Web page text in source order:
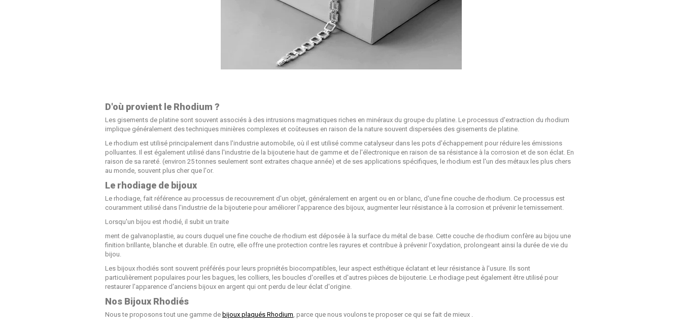
D'où provient le Rhodium ?
Les gisements de platine sont souvent associés à des intrusions magmatiques riches en minéraux du groupe du platine. Le processus d'extraction du rhodium
implique généralement des techniques minières complexes et coûteuses en raison de la nature souvent dispersées des gisements de platine.
Le rhodium est utilisé principalement dans l'industrie automobile, où il est utilisé comme catalyseur dans les pots d'échappement pour réduire les émissions
polluantes. Il est également utilisé dans l'industrie de la bijouterie haut de gamme et de l'électronique en raison de sa résistance à la corrosion et de son éclat. En
raison de sa rareté. (environ 25 tonnes seulement sont extraites chaque année) et de ses applications spécifiques, le rhodium est l'un des métaux les plus chers
au monde, souvent plus cher que l'or.
Le rhodiage de bijoux
Le rhodiage, fait référence au processus de recouvrement d'un objet, généralement en argent ou en or blanc, d'une fine couche de rhodium. Ce processus est
couramment utilisé dans l'industrie de la bijouterie pour améliorer l'apparence des bijoux, augmenter leur résistance à la corrosion et prévenir le ternissement.
Lorsqu'un bijou est rhodié, il subit un traite
ment de galvanoplastie, au cours duquel une fine couche de rhodium est déposée à la surface du métal de base. Cette couche de rhodium confère au bijou une
finition brillante, blanche et durable. En outre, elle offre une protection contre les rayures et contribue à prévenir l'oxydation, prolongeant ainsi la durée de vie du
bijou.
Les bijoux rhodiés sont souvent préférés pour leurs propriétés biocompatibles, leur aspect esthétique éclatant et leur résistance à l'usure. Ils sont
particulièrement populaires pour les bagues, les colliers, les boucles d'oreilles et d'autres pièces de bijouterie. Le rhodiage peut également être utilisé pour
restaurer l'apparence d'anciens bijoux en argent qui ont perdu de leur éclat d'origine.
Nos Bijoux Rhodiés
Nous te proposons tout une gamme de bijoux plaqués Rhodium, parce que nous voulons te proposer ce qui se fait de mieux .